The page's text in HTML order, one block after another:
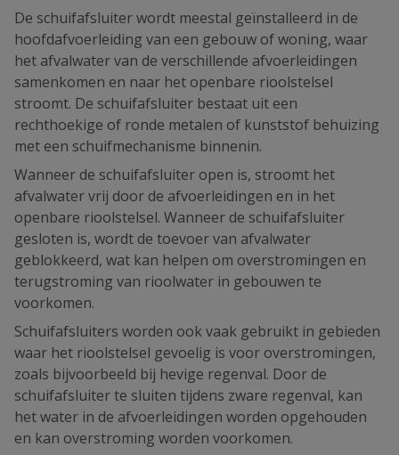
De schuifafsluiter wordt meestal geïnstalleerd in de
hoofdafvoerleiding van een gebouw of woning, waar
het afvalwater van de verschillende afvoerleidingen
samenkomen en naar het openbare rioolstelsel
stroomt. De schuifafsluiter bestaat uit een
rechthoekige of ronde metalen of kunststof behuizing
met een schuifmechanisme binnenin.
Wanneer de schuifafsluiter open is, stroomt het
afvalwater vrij door de afvoerleidingen en in het
openbare rioolstelsel. Wanneer de schuifafsluiter
gesloten is, wordt de toevoer van afvalwater
geblokkeerd, wat kan helpen om overstromingen en
terugstroming van rioolwater in gebouwen te
voorkomen.
Schuifafsluiters worden ook vaak gebruikt in gebieden
waar het rioolstelsel gevoelig is voor overstromingen,
zoals bijvoorbeeld bij hevige regenval. Door de
schuifafsluiter te sluiten tijdens zware regenval, kan
het water in de afvoerleidingen worden opgehouden
en kan overstroming worden voorkomen.